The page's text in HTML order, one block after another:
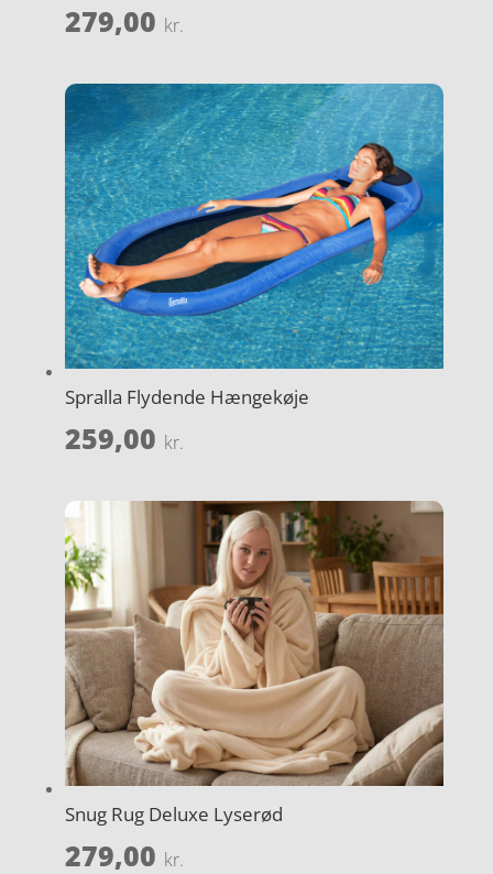
279,00 kr.
Spralla Flydende Hængekøje
259,00 kr.
Snug Rug Deluxe Lyserød
279,00 kr.